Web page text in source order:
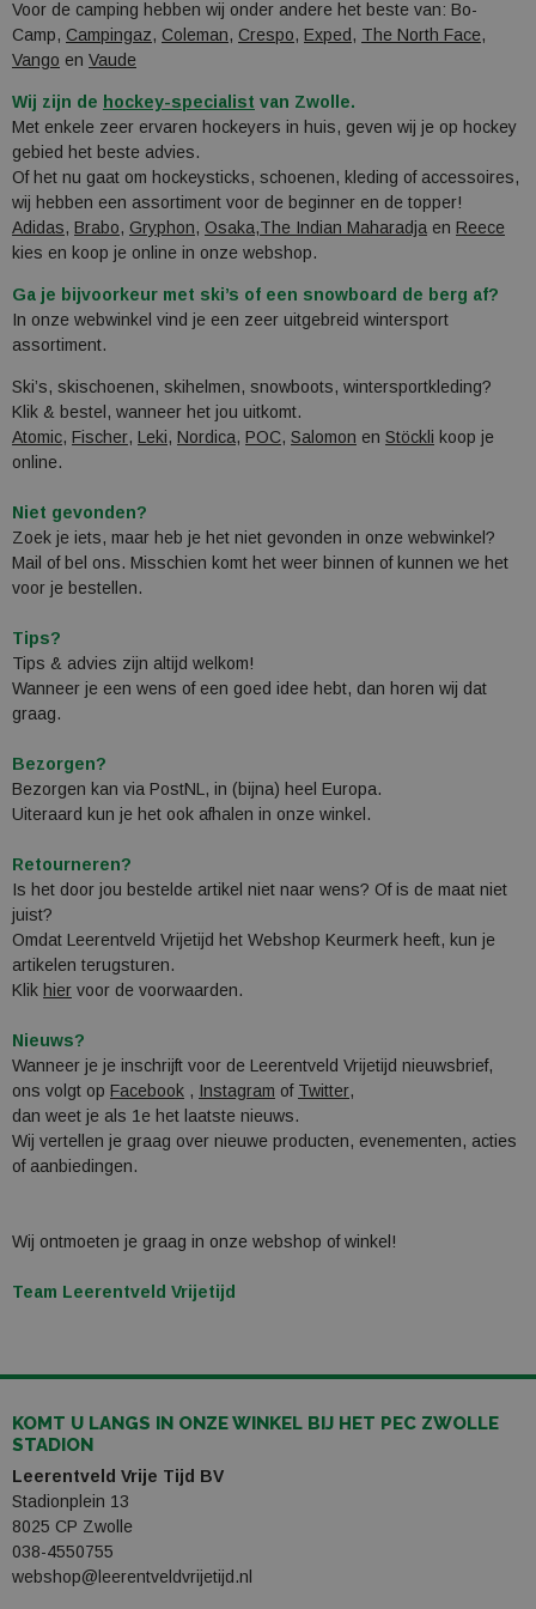
Voor de camping hebben wij onder andere het beste van: Bo-
Camp, Campingaz, Coleman, Crespo, Exped , The North Face,
Vango en Vaude
Wij zijn de hockey-specialist van Zwolle.
Met enkele zeer ervaren hockeyers in huis, geven wij je op hockey
gebied het beste advies.
Of het nu gaat om hockeysticks, schoenen, kleding of accessoires,
wij hebben een assortiment voor de beginner en de topper!
Adidas, Brabo, Gryphon, Osaka,The Indian Maharadja en Reece
kies en koop je online in onze webshop.
Ga je bijvoorkeur met ski’s of een snowboard de berg af?
In onze webwinkel vind je een zeer uitgebreid wintersport
assortiment.
Ski’s, skischoenen, skihelmen, snowboots, wintersportkleding?
Klik & bestel, wanneer het jou uitkomt.
Atomic, Fischer, Leki, Nordica, POC, Salomon en Stöckli koop je
online.
Niet gevonden?
Zoek je iets, maar heb je het niet gevonden in onze webwinkel?
Mail of bel ons. Misschien komt het weer binnen of kunnen we het
voor je bestellen.
Tips?
Tips & advies zijn altijd welkom!
Wanneer je een wens of een goed idee hebt, dan horen wij dat
graag.
Bezorgen?
Bezorgen kan via PostNL, in (bijna) heel Europa.
Uiteraard kun je het ook afhalen in onze winkel.
Retourneren?
Is het door jou bestelde artikel niet naar wens? Of is de maat niet
juist?
Omdat Leerentveld Vrijetijd het Webshop Keurmerk heeft, kun je
artikelen terugsturen.
Klik hier voor de voorwaarden.
Nieuws?
Wanneer je je inschrijft voor de Leerentveld Vrijetijd nieuwsbrief,
ons volgt op Facebook , Instagram of Twitter,
dan weet je als 1e het laatste nieuws.
Wij vertellen je graag over nieuwe producten, evenementen, acties
of aanbiedingen.
Wij ontmoeten je graag in onze webshop of winkel!
Team Leerentveld Vrijetijd
KOMT U LANGS IN ONZE WINKEL BIJ HET PEC ZWOLLE
STADION
Leerentveld Vrije Tijd BV
Stadionplein 13
8025 CP Zwolle
038-4550755
webshop@leerentveldvrijetijd.nl